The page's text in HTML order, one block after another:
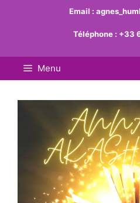
Email :
Téléphone : +33
Menu